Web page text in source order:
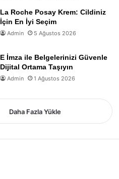
La Roche Posay Krem: Cildiniz
İçin En İyi Seçim
Admin 5 Ağustos 2026
E İmza ile Belgelerinizi Güvenle
Dijital Ortama Taşıyın
Admin 1 Ağustos 2026
Daha Fazla Yükle